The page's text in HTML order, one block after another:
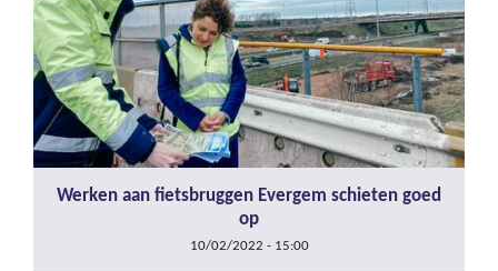
Werken aan fietsbruggen Evergem schieten goed
op
10/02/2022 - 15:00